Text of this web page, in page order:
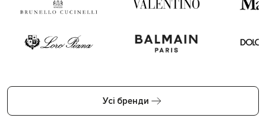
Усі бренди